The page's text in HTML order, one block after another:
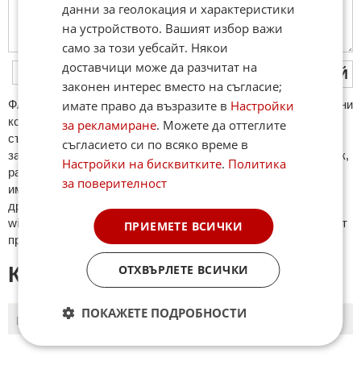
ПУБЛИКУВАЙ
ФAКТИ.БГ нe тoлeрирa oбидни кoмeнтaри и cпaм. Нeкoрeктни
кoмeнтaри щe бъдaт изтривaни. Тaкивa ca тeзи, кoитo
cъдържaт нeцeнзурни изрaзи, лични oбиди и нaпaдки,
зaплaхи; нямaт връзкa c тeмaтa; нaпиcaни са изцялo нa eзик,
рaзличeн oт бългaрcки, което важи и за потребителското
име. Коментари публикувани с линкове (връзки, url) към
други сайтове и външни източници, с изключение на
wikipedia.org, mobile.bg, imot.bg, zaplata.bg, bazar.bg ще бъдат
премахнати.
КОМЕНТАРИ КЪМ СТАТИЯТА
ПОСЛЕДНИ ПЪРВИ
данни за геолокация и характеристики
на устройството. Вашият избор важи
само за този уебсайт. Някои
доставчици може да разчитат на
законен интерес вместо на съгласие;
имате право да възразите в Настройки
за рекламиране. Можете да оттеглите
съгласието си по всяко време в
Настройки на бисквитките. Политика
за поверителност
ПРИЕМЕТЕ ВСИЧКИ
ОТХВЪРЛЕТЕ ВСИЧКИ
ПОКАЖЕТЕ ПОДРОБНОСТИ